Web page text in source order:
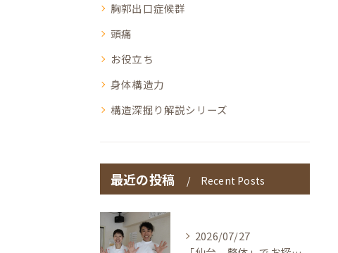
胸郭出口症候群
頭痛
お役立ち
身体構造力
構造深掘り解説シリーズ
最近の投稿 Recent Posts
2026/07/27